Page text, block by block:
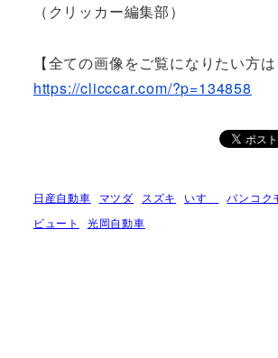
（クリッカー編集部）
【全ての画像をご覧になりたい方は
https://clicccar.com/?p=134858
日産自動車 マツダ スズキ いすゞ
バンコク
ビュート
光岡自動車